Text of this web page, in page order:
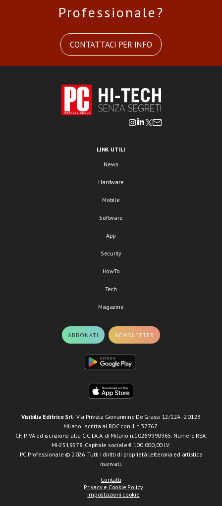
Professionale?
CONTATTACI PER INFO
LINK UTILI
News
Hardware
Mobile
Software
App
Security
HowTo
Tech
Magazine
ABBONATI NEWSLETTER
Visibilia Editrice Srl- Via Privata Giovannino De Grassi 12/12A - 20123
Milano. Iscritta al ROC con il n.37767.
CF, P.IVA ed iscrizione alla C.C.I.A.A. di Milano n.10269990965. Numero REA:
MI-2519578. Capitale sociale € 100.000,00 I.V.
PC Professionale © 2026. Tutti i diritti di proprietà letteraria ed artistica
riservati.
Contatti
Privacy e Cookie Policy
Impostazioni cookie